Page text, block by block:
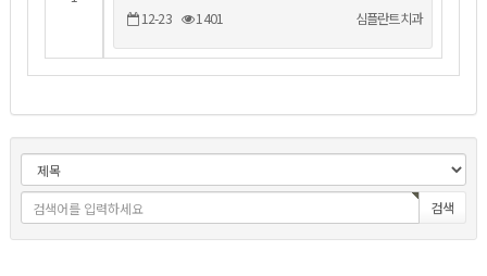
12-23 1401 심플란트치과
검색